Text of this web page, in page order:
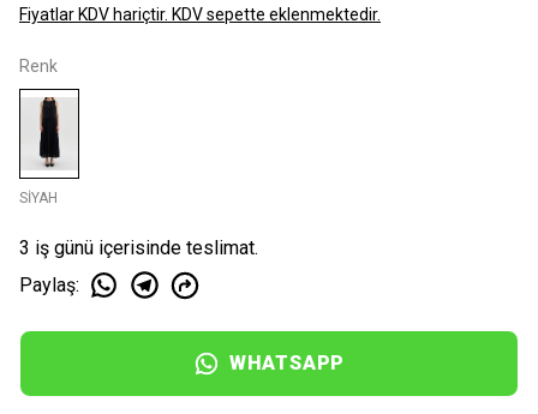
Fiyatlar KDV hariçtir. KDV sepette eklenmektedir.
Renk
SİYAH
3 iş günü içerisinde teslimat.
Paylaş:
WHATSAPP